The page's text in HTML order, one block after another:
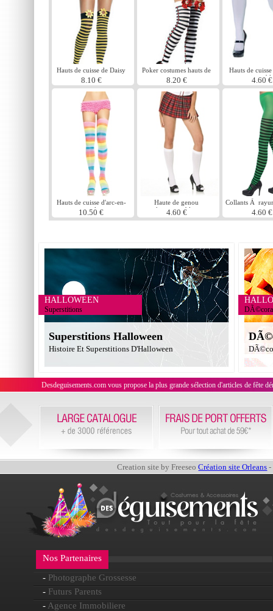
Hauts de cuisse de Daisy
8.10 €
Poker costumes hauts de
cuisse
8.20 €
Hauts de
noir ou
4.60 €
Hauts de cuisse d'arc-en-
ciel
10.50 €
Haute de genou
chaussettes blanc
4.60 €
Collants Ã
et vertes
4.60 €
HALLOWEEN
Superstitions
Superstitions Halloween
Histoire Et Superstitions D'Halloween
Desdeguisements.com vous propose la plus grande sélection d'articles de fête
Creation site by FreeseoCréation site Orleans -
Nos Partenaires
- Photographe Grossesse
- Futurs Parents
- Agence Immobiliere